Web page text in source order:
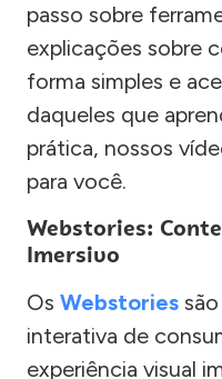
passo sobre
explicações sobre
forma simples e
daqueles que
prática, nossos
para você.
Webstories:
Imersivo
Os Webstories
interativa de
experiência visual